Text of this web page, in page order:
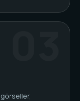
görseller,